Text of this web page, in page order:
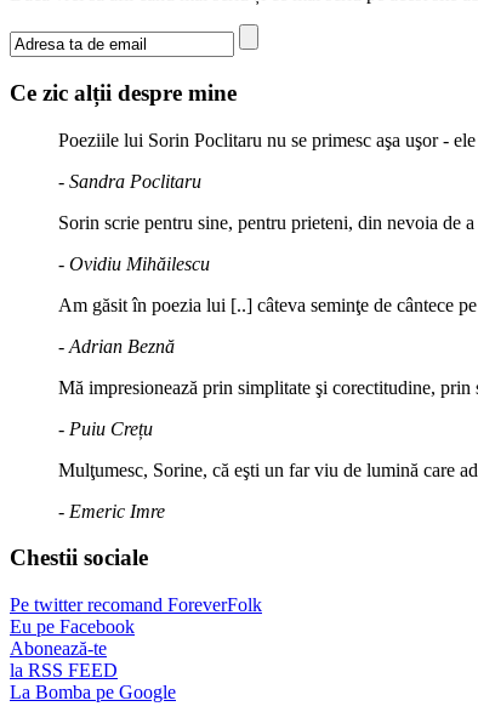
Ce zic alții despre mine
Poeziile lui Sorin Poclitaru nu se primesc aşa uşor -
- Sandra Poclitaru
Sorin scrie pentru sine, pentru prieteni, din nevoia de
- Ovidiu Mihăilescu
Am găsit în poezia lui [..] câteva seminţe de cântece
- Adrian Beznă
Mă impresionează prin simplitate şi corectitudine,
- Puiu Crețu
Mulţumesc, Sorine, că eşti un far viu de lumină care
- Emeric Imre
Chestii sociale
Pe twitter recomand ForeverFolk
Eu pe Facebook
Abonează-te
la RSS FEED
La Bomba pe Google